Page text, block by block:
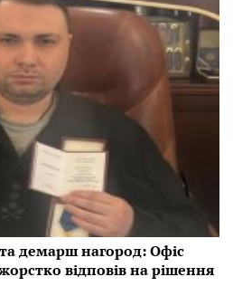
та демарш нагород: Офіс
відповів на рішення